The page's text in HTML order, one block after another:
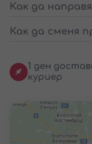
Как да
Как да сменя
1 ден
куриер